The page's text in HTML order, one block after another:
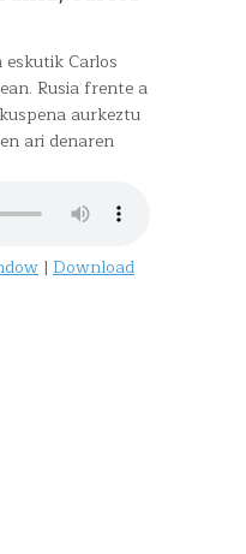
Carlos
Rusia frente a
aurkeztu
ari denaren
| Download